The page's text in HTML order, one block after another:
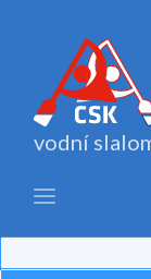
vodní